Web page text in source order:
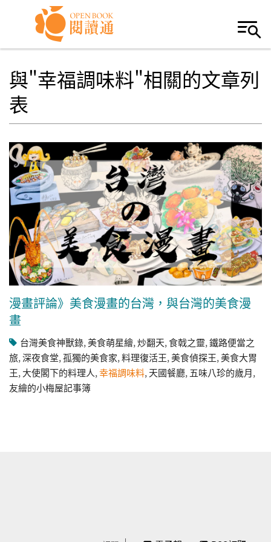
Skip to navigation
移至主內容
與"幸福調味料"相關的文章列
表
漫畫評論》美食漫畫的台灣，與台灣的美食漫
畫
台灣美食神獸錄,美食萌星繪,炒翻天,食戟之靈,鐵路便當之
旅,深夜食堂,孤獨的美食家,料理復活王,美食偵探王,美食大胃
王, 大使閣下的料理人,幸福調味料, 天國餐廳, 五味八珍的歲月,
友繪的小梅屋記事簿